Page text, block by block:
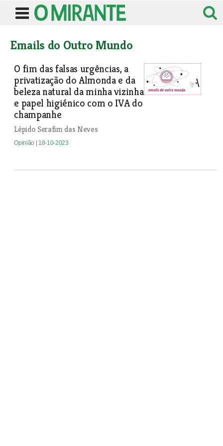
Emails do Outro Mundo
O fim das falsas urgências, a
privatização do Almonda e da
beleza natural da minha vizinha
e papel higiénico com o IVA do
champanhe
Lépido Serafim das Neves
Opinião | 18-10-2023